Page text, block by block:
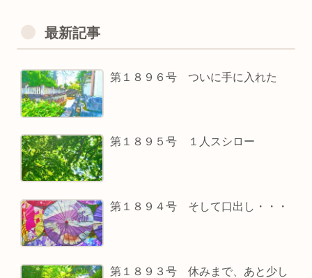
最新記事
第１８９６号 ついに手に入れた
第１８９５号 １人スシロー
第１８９４号 そして口出し・・・
第１８９３号 休みまで、あと少し